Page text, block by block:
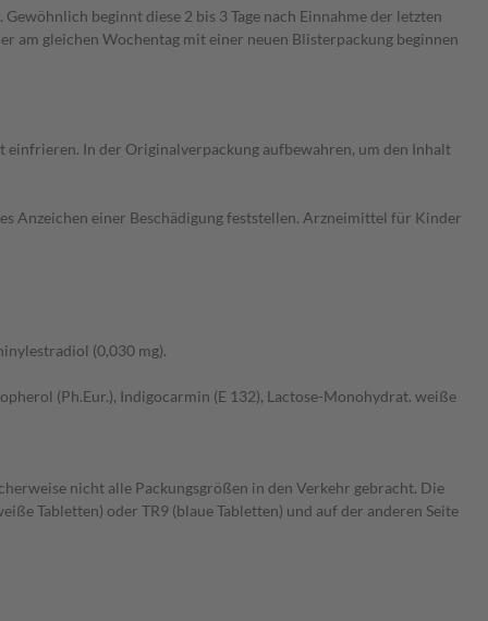
beginnt diese 2 bis 3 Tage nach Einnahme der letzten
am gleichen Wochentag mit einer neuen Blisterpackung beginnen
einfrieren. In der Originalverpackung aufbewahren, um den Inhalt
Anzeichen einer Beschädigung feststellen. Arzneimittel für Kinder
(0,030 mg).
(Ph.Eur.), Indigocarmin (E 132), Lactose-Monohydrat. weiße
nicht alle Packungsgrößen in den Verkehr gebracht. Die
Tabletten) oder TR9 (blaue Tabletten) und auf der anderen Seite